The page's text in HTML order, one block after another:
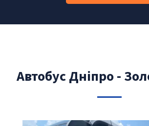
Автобус Дніпро -